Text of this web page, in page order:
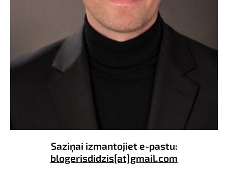
Saziņai izmantojiet e-pastu:
blogerisdidzis[at]gmail.com